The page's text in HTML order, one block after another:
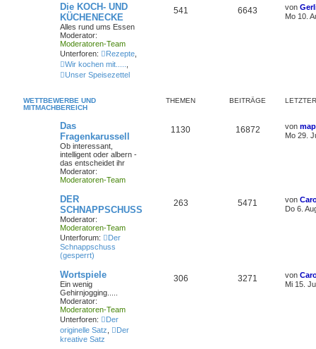
Die KOCH- UND
KÜCHENECKE
Alles rund ums Essen
Moderator:
Moderatoren-Team
Unterforen:
Rezepte
Wir kochen mit.....
Unser Speisezettel
541 6643 von
Mo 10.
WETTBEWERBE UND
MITMACHBEREICH
THEMEN BEITRÄGE
Das
Fragenkarussell
Ob interessant,
intelligent oder albern -
das entscheidet ihr
Moderator:
Moderatoren-Team
1130 16872 von
Mo 29.
DER
SCHNAPPSCHUSS
Moderator:
Moderatoren-Team
Unterforum:
Der
Schnappschuss
(gesperrt)
263 5471 von
Do 6.
Wortspiele
Ein wenig
Gehirnjogging.....
Moderator:
Moderatoren-Team
Unterforen:
Der
originelle Satz
Der
kreative Satz
306 3271 von
Mi 15.